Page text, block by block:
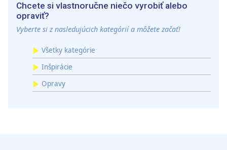
Chcete si vlastnoručne niečo vyrobiť alebo
opraviť?
Vyberte si z nasledujúcich kategórií a môžete začať!
Všetky kategórie
Inšpirácie
Opravy